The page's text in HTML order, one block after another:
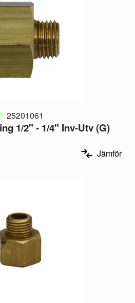
25201061
1/2" - 1/4" Inv-Utv (G)
Jämför